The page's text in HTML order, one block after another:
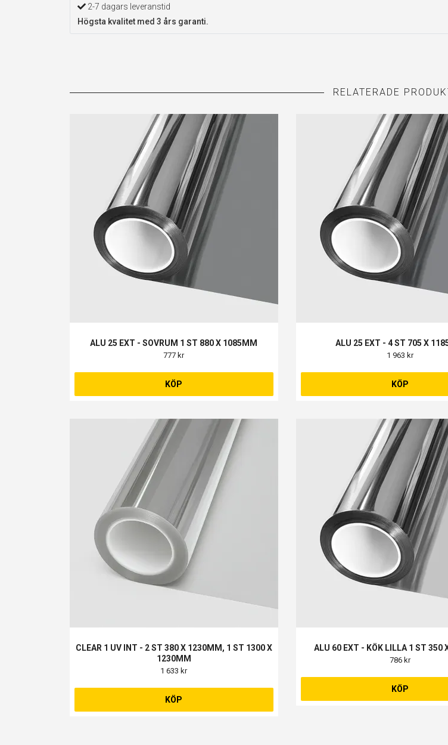
2-7 dagars leveranstid
Högsta kvalitet med 3 års garanti.
ALU 25 EXT - SOVRUM 1 ST 880 X 1085MM
777 kr
KÖP
ALU 25 EXT - 4 ST 705 X
1 963 kr
KÖP
CLEAR 1 UV INT - 2 ST 380 X 1230MM, 1 ST 1300 X
1230MM
1 633 kr
KÖP
ALU 60 EXT - KÖK LILLA 1 ST 350
786 kr
KÖP